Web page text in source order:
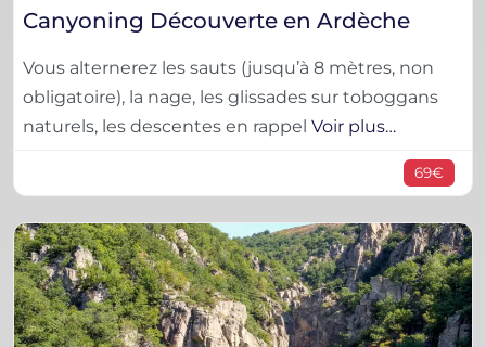
Canyoning Découverte en Ardèche
Vous alternerez les sauts (jusqu’à 8 mètres, non
obligatoire), la nage, les glissades sur toboggans
naturels, les descentes en rappel Voir plus…
69€